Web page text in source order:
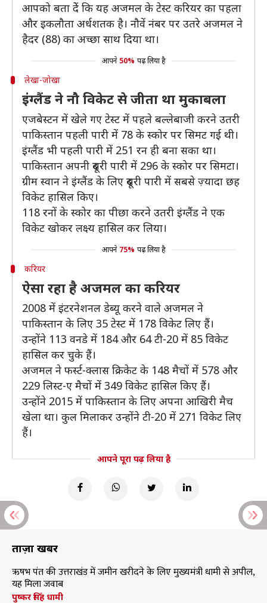
आपको बता देें कि यह अजमल के टेस्ट करियर का पहला
और इकलौता अर्धशतक है। नौवें नंबर पर उतरे अजमल ने
हैदर (88) का अच्छा साथ दिया था।
आपने 50% पढ़ लिया है
लेखा-जोखा
इंग्लैंड ने नौ विकेट से जीता था मुकाबला
एजबेस्टन में खेले गए टेस्ट में पहले बल्लेबाजी करने उतरी
पाकिस्तान पहली पारी में 78 के स्कोर पर सिमट गई थी।
इंग्लैंड भी पहली पारी में 251 रन ही बना सका था।
पाकिस्तान अपनी दूसरी पारी में 296 के स्कोर पर सिमटा।
ग्रीम स्वान ने इंग्लैंड के लिए दूसरी पारी में सबसे ज़्यादा छह
विकेट हासिल किए।
118 रनों के स्कोर का पीछा करने उतरी इंग्लैंड ने एक
विकेट खोकर लक्ष्य हासिल कर लिया।
आपने 75% पढ़ लिया है
करियर
ऐसा रहा है अजमल का करियर
2008 में इंटरनेशनल डेब्यू करने वाले अजमल ने
पाकिस्तान के लिए 35 टेस्ट में 178 विकेट लिए हैं।
उन्होंने 113 वनडे में 184 और 64 टी-20 में 85 विकेट
हासिल कर चुके हैं।
अजमल ने फर्स्ट-क्लास क्रिकेट के 148 मैचों में 578 और
229 लिस्ट-ए मैचों में 349 विकेट हासिल किए हैं।
उन्होंने 2015 में पाकिस्तान के लिए अपना आखिरी मैच
खेला था। कुल मिलाकर उन्होंने टी-20 में 271 विकेट लिए
हैं।
आपने पूरा पढ़ लिया है
ताज़ा खबरें
ऋषभ पंत की उत्तराखंड में जमीन खरीदने के लिए मुख्यमंत्री धामी से अपील,
यह मिला जवाब
पुष्कर सिंह धामी